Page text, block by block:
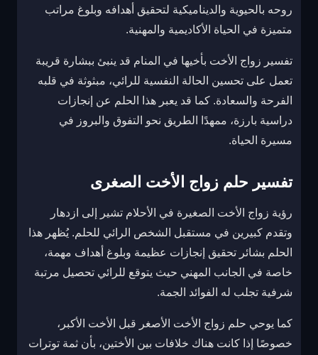
روحه بالحيوية والديناميكية لتحقيق أهدافه وبلوغ مراتب
متميزة في الحياة الأكاديمية والمهنية.
تفسير زواج الأخت بأخيها في المنام قد ينبئ ببشارة قريبة
تعمل على تحسين الحالة النفسية للرائي، مبثوثة في قلبه
الفرحة والسعادة. كما قد يعبر هذا الحلم عن إنجازات
دراسية بارزة، ممهدًا الطريق نحو التفوق والبروز في
مسيرة الحياة.
تفسير حلم زواج الأخت الصغرى
رؤية زواج الأخت الصغيرة في الأحلام تشير إلى ازدهار
وتقدم كبيرين في مستقبل الشخص الرائي للحلم. يُظهر هذا
الحلم بشائر تحقيق إنجازات عظيمة وبلوغ أهداف مهمة،
خاصة في الجانب المهني حيث يتوقع للرائي تحصيل مرتبة
شرفية تجلب له الفوائد الجمة.
كما يوحي حلم زواج الأخت الأصغر قبل الأخت الأكبر،
خصوصًا إذا كانت هناك خلافات بين الأختين، بأن ثمة توترات